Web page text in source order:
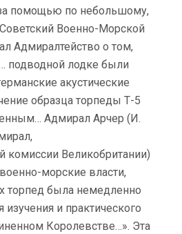
помощью по небольшому,
Военно-Морской
Адмиралтейство о том,
подводной лодке были
акустические
образца торпеды Т-5
Адмирал Арчер (И.
комиссии Великобритании)
морские власти,
торпед была немедленно
изучения и практического
Королевстве…». Эта